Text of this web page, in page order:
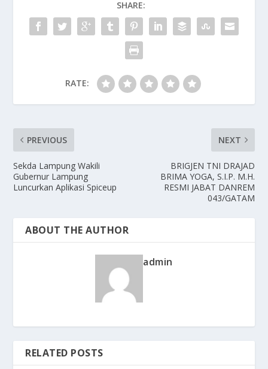
SHARE:
RATE:
PREVIOUS
Sekda Lampung Wakili
Gubernur Lampung
Luncurkan Aplikasi Spiceup
NEXT
BRIGJEN TNI DRAJAD
BRIMA YOGA, S.I.P. M.H.
RESMI JABAT DANREM
043/GATAM
ABOUT THE AUTHOR
admin
RELATED POSTS